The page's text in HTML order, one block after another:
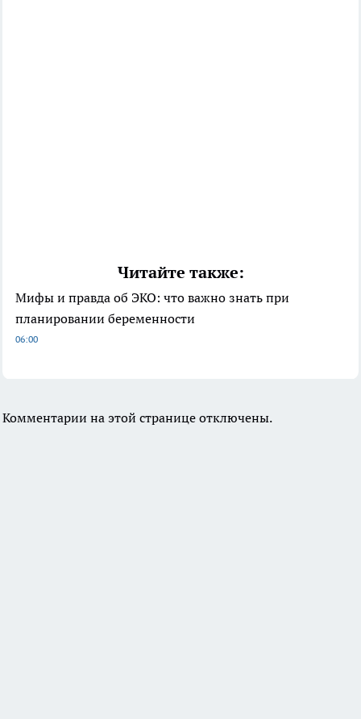
Читайте также:
Мифы и правда об ЭКО: что важно знать при
планировании беременности
06:00
Комментарии на этой странице отключены.